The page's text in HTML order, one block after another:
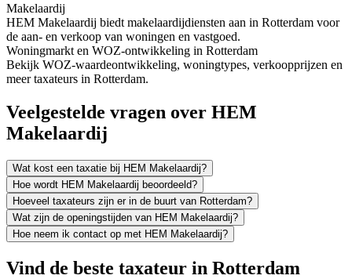
Makelaardij
HEM Makelaardij biedt makelaardijdiensten aan in Rotterdam voor
de aan- en verkoop van woningen en vastgoed.
Woningmarkt en WOZ-ontwikkeling in Rotterdam
Bekijk WOZ-waardeontwikkeling, woningtypes, verkoopprijzen en
meer taxateurs in Rotterdam.
Veelgestelde vragen over HEM
Makelaardij
Wat kost een taxatie bij HEM Makelaardij?
Hoe wordt HEM Makelaardij beoordeeld?
Hoeveel taxateurs zijn er in de buurt van Rotterdam?
Wat zijn de openingstijden van HEM Makelaardij?
Hoe neem ik contact op met HEM Makelaardij?
Vind de beste taxateur in Rotterdam